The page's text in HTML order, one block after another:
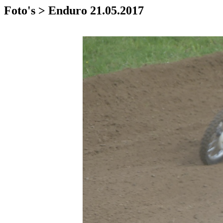
Foto's > Enduro 21.05.2017